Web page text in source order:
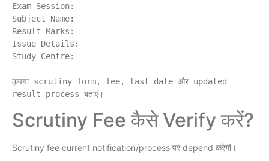
Exam Session:
Subject Name:
Result Marks:
Issue Details:
Study Centre:
कृपया scrutiny form, fee, last date और updated
Scrutiny Fee कैसे Verify करें?
Scrutiny fee current notification/process पर depend करेगी।